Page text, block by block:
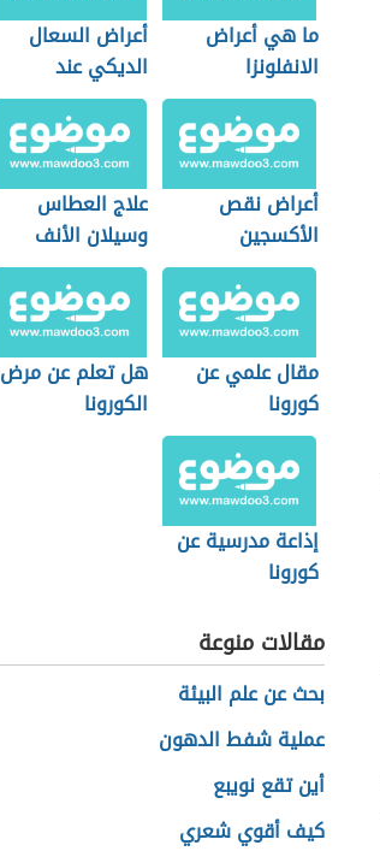
ما هي أعراض
الانفلونزا
أعراض السعال
الديكي عند
الأطفال
أعراض نقص
الأکسجین
علاج العطاس
وسيلان الأنف
مقال علمي عن
كورونا
هل تعلم عن مرض
الكورونا
إذاعة مدرسية عن
كورونا
مقالات منوعة
بحث عن علم البيئة
عملية شفط الدهون
أين تقع نويبع
كيف أقوي شعري